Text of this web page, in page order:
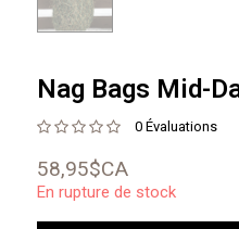
Nag Bags Mid-
0 Évaluations
58,95$CA
En rupture de stock